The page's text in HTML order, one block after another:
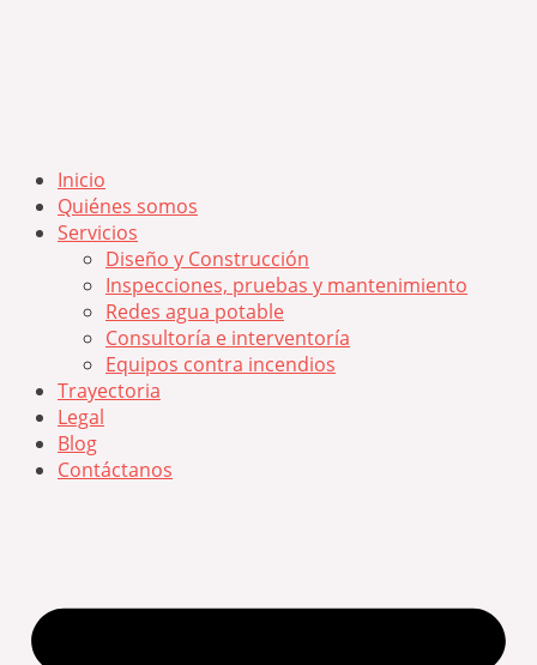
Inicio
Quiénes somos
Servicios
Diseño y Construcción
Inspecciones, pruebas y mantenimiento
Redes agua potable
Consultoría e interventoría
Equipos contra incendios
Trayectoria
Legal
Blog
Contáctanos